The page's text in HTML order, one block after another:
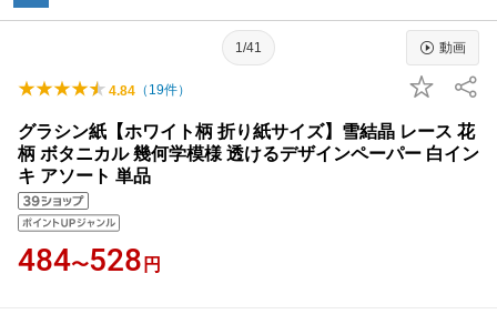
1/41 動画
4.84 （ 19件）
グラシン紙【ホワイト柄 折り紙サイズ】雪結晶 レース 花
柄 ボタニカル 幾何学模様 透けるデザインペーパー 白イン
キ アソート 単品
484〜528 円